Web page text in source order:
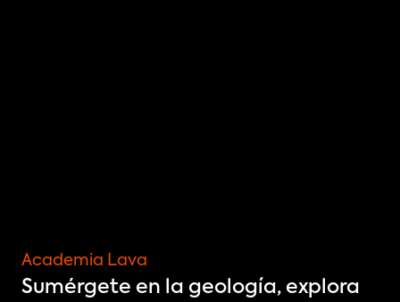
Academia Lava
Sumérgete en la geología, explora